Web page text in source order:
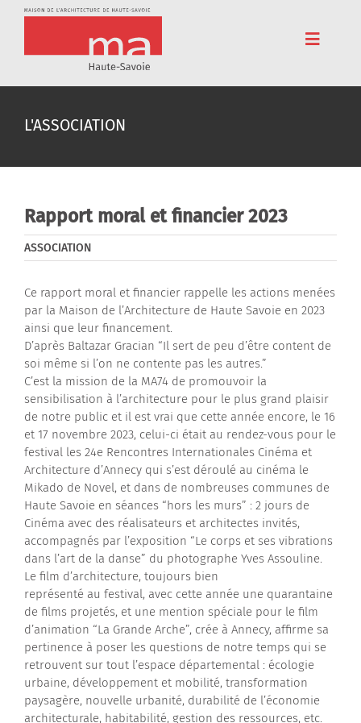
Passer
Toggle
Accueil
Cinéma
Pédagogie
Voyages
L’association
Contactez-nous
L'ASSOCIATION
Rapport moral et financier 2023
ASSOCIATION
Ce rapport moral et financier rappelle les actions menées
par la Maison de l’Architecture de Haute Savoie en 2023
ainsi que leur financement.
D’après Baltazar Gracian “Il sert de peu d’être content de
soi même si l’on ne contente pas les autres.”
C’est la mission de la MA74 de promouvoir la
sensibilisation à l’architecture pour le plus grand plaisir
de notre public et il est vrai que cette année encore, le 16
et 17 novembre 2023, celui-ci était au rendez-vous pour le
festival les 24e Rencontres Internationales Cinéma et
Architecture d’Annecy qui s’est déroulé au cinéma le
Mikado de Novel, et dans de nombreuses communes de
Haute Savoie en séances “hors les murs” : 2 jours de
Cinéma avec des réalisateurs et architectes invités,
accompagnés par l’exposition “Le corps et ses vibrations
dans l’art de la danse” du photographe Yves Assouline.
Le film d’architecture, toujours bien
représenté au festival, avec cette année une quarantaine
de films projetés, et une mention spéciale pour le film
d’animation “La Grande Arche”, crée à Annecy, affirme sa
pertinence à poser les questions de notre temps qui se
retrouvent sur tout l’espace départemental : écologie
urbaine, développement et mobilité, transformation
paysagère, nouvelle urbanité, durabilité de l’économie
architecturale, habitabilité, gestion des ressources, etc.